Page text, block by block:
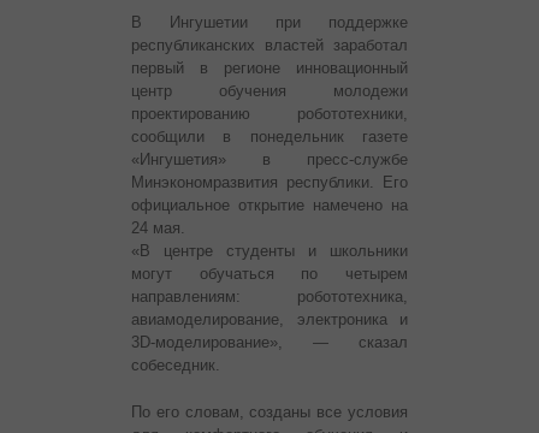
В Ингушетии при поддержке
республиканских властей заработал
первый в регионе инновационный
центр обучения молодежи
проектированию робототехники,
сообщили в понедельник газете
«Ингушетия» в пресс-службе
Минэкономразвития республики. Его
официальное открытие намечено на
24 мая.
«В центре студенты и школьники
могут обучаться по четырем
направлениям: робототехника,
авиамоделирование, электроника и
3D-моделирование», — сказал
собеседник.
По его словам, созданы все условия